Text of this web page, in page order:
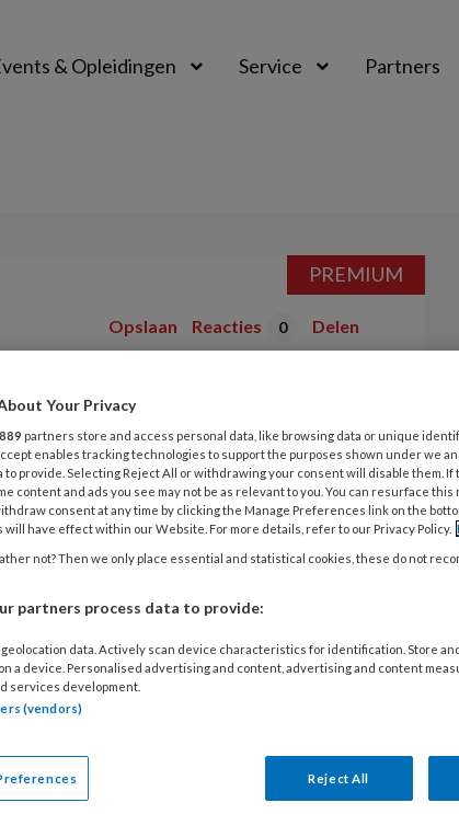
& Opleidingen Service Partners
Opslaan Reacties 0 Delen
over de Turkse tandheelkunde.
Neem deze man, Ramazan
tandarts ging en de praktijk weer
oogholte.
PREMIUM
Your Privacy
889 partners store and access personal data, like browsing data or unique
enables tracking technologies to support the purposes shown under we
to provide. Selecting Reject All or withdrawing your consent will disable them. If
content and ads you see may not be as relevant to you. You can resurface this
consent at any time by clicking the Manage Preferences link on the
will have effect within our Website. For more details, refer to our Privacy Policy.
not? Then we only place essential and statistical cookies, these do not
partners process data to provide:
data. Actively scan device characteristics for identification. Store
a device. Personalised advertising and content, advertising and content
services development.
(vendors)
Reject All